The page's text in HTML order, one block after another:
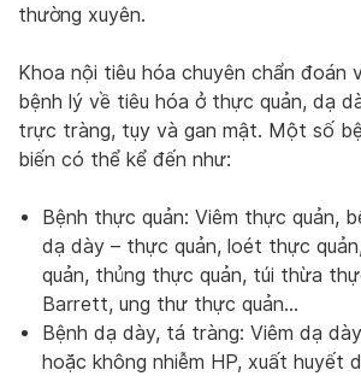
thường xuyên.
Khoa nội tiêu hóa chuyên chẩn đoán
bệnh lý về tiêu hóa ở thực quản, dạ
trực tràng, tụy và gan mật. Một số
biến có thể kể đến như:
Bệnh thực quản: Viêm thực quản,
dạ dày – thực quản, loét thực
quản, thủng thực quản, túi thừa
Barrett, ung thư thực quản…
Bệnh dạ dày, tá tràng: Viêm dạ
hoặc không nhiễm HP, xuất huyết